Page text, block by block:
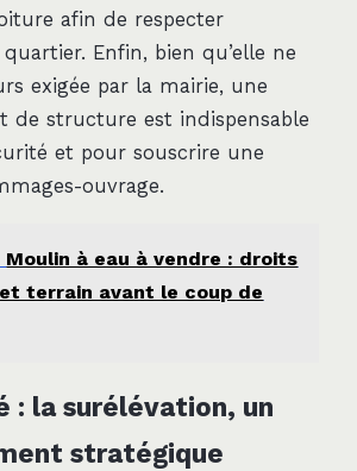
afin de respecter
Enfin, bien qu’elle ne
exigée par la mairie, une
de structure est indispensable
et pour souscrire une
ouvrage.
Moulin à eau à vendre : droits
et terrain avant le coup de
: la surélévation, un
stratégique